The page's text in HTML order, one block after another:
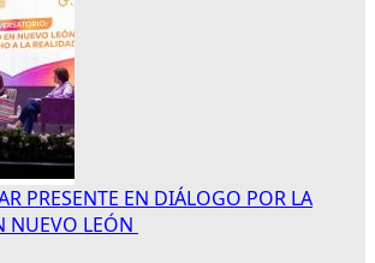
PRESENTE EN DIÁLOGO POR LA
NUEVO LEÓN